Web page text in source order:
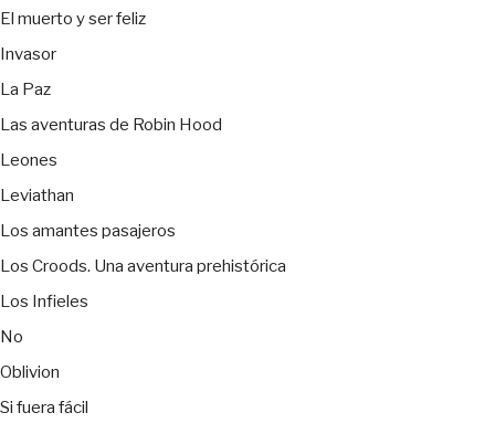
El muerto y ser feliz
Invasor
La Paz
Las aventuras de Robin Hood
Leones
Leviathan
Los amantes pasajeros
Los Croods. Una aventura prehistórica
Los Infieles
No
Oblivion
Si fuera fácil